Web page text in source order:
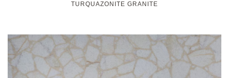
TURQUAZONITE GRANITE